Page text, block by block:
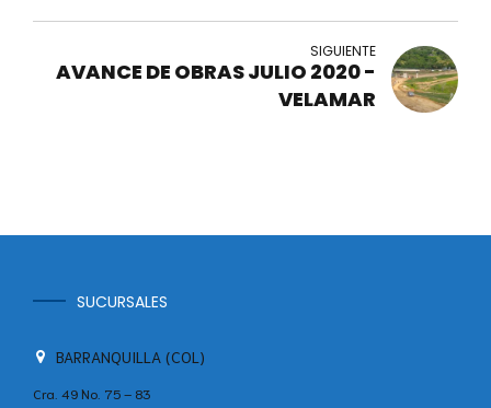
SIGUIENTE
AVANCE DE OBRAS JULIO 2020 -
VELAMAR
SUCURSALES
BARRANQUILLA (COL)
Cra. 49 No. 75 – 83